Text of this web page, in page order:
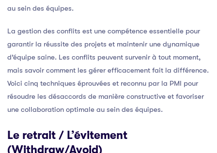
au sein des équipes.
La gestion des conflits est une compétence essentielle pour
garantir la réussite des projets et maintenir une dynamique
d’équipe saine. Les conflits peuvent survenir à tout moment,
mais savoir comment les gérer efficacement fait la différence.
Voici cinq techniques éprouvées et reconnu par la PMI pour
résoudre les désaccords de manière constructive et favoriser
une collaboration optimale au sein des équipes.
Le retrait / L’évitement
(Withdraw/Avoid)